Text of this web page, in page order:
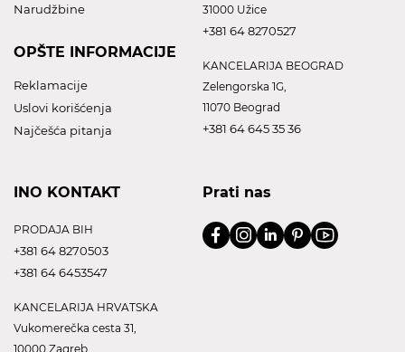
Narudžbine
OPŠTE INFORMACIJE
Reklamacije
Uslovi korišćenja
Najčešća pitanja
31000 Užice
+381 64 8270527
KANCELARIJA BEOGRAD
Zelengorska 1G,
11070 Beograd
+381 64 645 35 36
INO KONTAKT
PRODAJA BIH
+381 64 8270503
+381 64 6453547
KANCELARIJA HRVATSKA
Vukomerečka cesta 31,
10000 Zagreb
Prati nas